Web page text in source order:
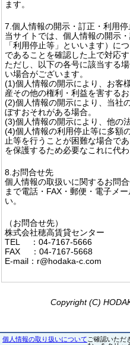
ます。
7.個人情報の開示・訂正・利用停
当サイトでは、個人情報の開示
「利用停止等」といいます）に
であることを確認した上で対応す
ただし、以下の各号に該当する
い場合がございます。
(1)個人情報の開示により、お客
産その他の権利・利益を害するお
(2)個人情報の開示により、当社
ぼすおそれがある場合。
(3)個人情報の開示により、他の
(4)個人情報の利用停止等に多額
止等を行うことが困難な場合で
を保護するため必要なこれに代
8.お問合せ先
個人情報の取扱いに関するお問
まで電話・FAX・郵便・電子メ
い。
（お問合せ先）
株式会社穂高賃貸センター
TEL ：04-7167-5666
FAX ：04-7167-5668
E-mail：r@hodaka-c.com
Copyright (C)
個人情報の取り扱いについて ご確認いただ